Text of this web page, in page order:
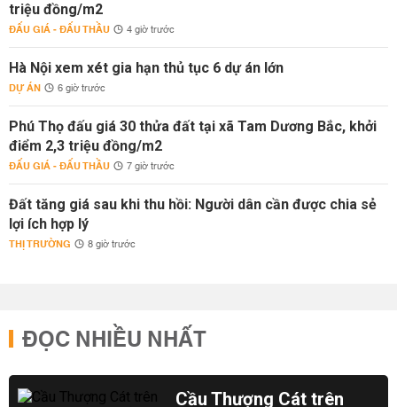
triệu đồng/m2
ĐẤU GIÁ - ĐẤU THẦU 4 giờ trước
Hà Nội xem xét gia hạn thủ tục 6 dự án lớn
DỰ ÁN 6 giờ trước
Phú Thọ đấu giá 30 thửa đất tại xã Tam Dương Bắc, khởi
điểm 2,3 triệu đồng/m2
ĐẤU GIÁ - ĐẤU THẦU 7 giờ trước
Đất tăng giá sau khi thu hồi: Người dân cần được chia sẻ
lợi ích hợp lý
THỊ TRƯỜNG 8 giờ trước
ĐỌC NHIỀU NHẤT
Cầu Thượng Cát trên